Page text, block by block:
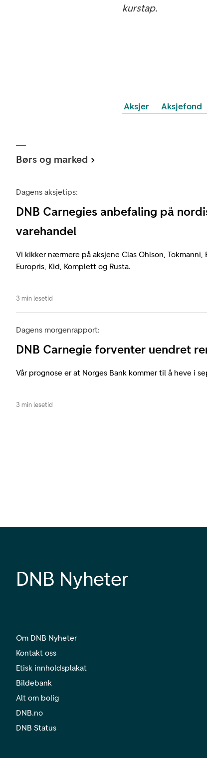
kurstap.
Aksjer Aksjefond
Børs og marked
Dagens aksjetips:
DNB Carnegies anbefaling på
varehandel
Vi kikker nærmere på aksjene Clas Ohlson, Tokmanni,
Europris, Kid, Komplett og Rusta.
3 min lesetid
Dagens morgenrapport:
DNB Carnegie forventer uendret
Vår prognose er at Norges Bank kommer til å heve i
3 min lesetid
DNB Nyheter
Om DNB Nyheter
Kontakt oss
Etisk innholdsplakat
Bildebank
Alt om bolig
DNB.no
DNB Status